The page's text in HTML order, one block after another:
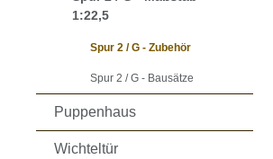
1:22,5
Spur 2 / G - Zubehör
Spur 2 / G - Bausätze
Puppenhaus
Wichteltür